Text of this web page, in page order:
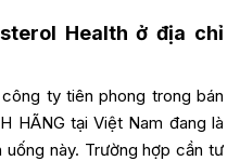
Health ở địa chỉ
ty tiên phong trong bán
HÃNG tại Việt Nam đang là
này. Trường hợp cần tư